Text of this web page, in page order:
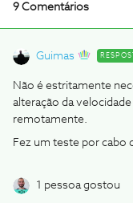
9 Comentários
Guimas
Não é estritamente
alteração da
remotamente.
Fez um teste por cabo
1 pessoa gostou